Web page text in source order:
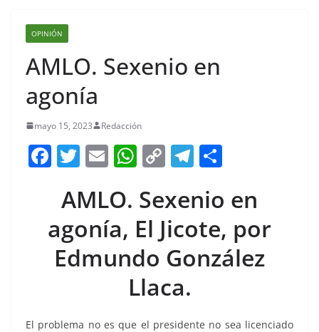
OPINIÓN
AMLO. Sexenio en
agonía
mayo 15, 2023 Redacción
F
c
e
b
o
k
T
itt
er
E
ai
l
W
at
s
A
p
p
C
p
y
Li
n
k
T
e
gr
a
m
ar
e
AMLO. Sexenio en
agonía, El Jicote, por
Edmundo González
Llaca.
El problema no es que el presidente no sea licenciado